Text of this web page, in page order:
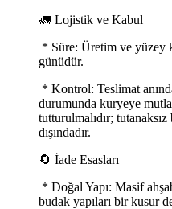
🚛 Lojistik ve Kabul
* Süre: Üretim ve yüzey
günüdür.
* Kontrol: Teslimat
durumunda kuryeye
tutturulmalıdır;
dışındadır.
🔄 İade Esasları
* Doğal Yapı: Masif
budak yapıları bir kusur